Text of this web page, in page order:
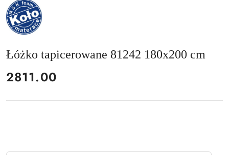
NAZWA
PRODUCENTA:
MKFOAM
Łóżko tapicerowane 81242 180x200 cm
cena:
2811.00